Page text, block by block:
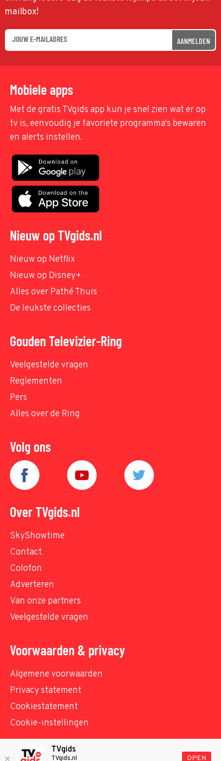
mailbox!
AANMELDEN
Mobiele apps
Met de gratis TVgids app kun je snel zien wat er op
tv is, eenvoudig je favoriete programma's bewaren
en alerts instellen.
Nieuw op TVgids.nl
Nieuw op Netflix
Nieuw op Disney+
Alles over Pathé Thuis
De leukste collecties
Gouden Televizier-Ring
Veelgestelde vragen
Reglementen
Pers
Alles over de Ring
Volg ons
Over TVgids.nl
SkyShowtime
Contact
Colofon
Adverteren
Van onze partners
Veelgestelde vragen
Voorwaarden & privacy
Algemene voorwaarden
Privacy statement
Cookiestatement
Cookie-instellingen
© TVgids.nl 2026 - All rights reserved. No text and
TVgids
TVgids.nl OPEN